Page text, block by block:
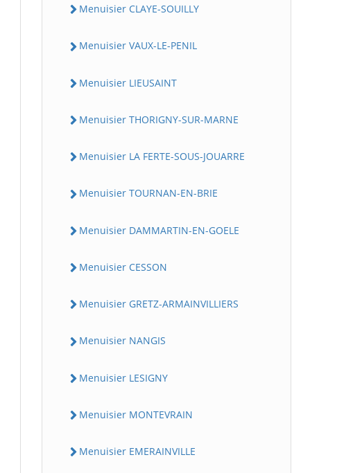
Menuisier CLAYE-SOUILLY
Menuisier VAUX-LE-PENIL
Menuisier LIEUSAINT
Menuisier THORIGNY-SUR-MARNE
Menuisier LA FERTE-SOUS-JOUARRE
Menuisier TOURNAN-EN-BRIE
Menuisier DAMMARTIN-EN-GOELE
Menuisier CESSON
Menuisier GRETZ-ARMAINVILLIERS
Menuisier NANGIS
Menuisier LESIGNY
Menuisier MONTEVRAIN
Menuisier EMERAINVILLE